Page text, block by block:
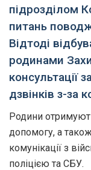
підрозділом
питань
Відтоді
родинами
консультації
дзвінків з-за
Родини
допомогу, а
комунікації з
поліцією та СБУ.